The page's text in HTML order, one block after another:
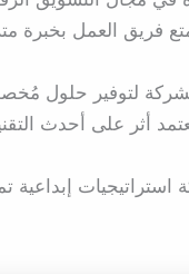
فريق العمل بخبرة
لتوفير حلول
أثر على أحدث
استراتيجيات